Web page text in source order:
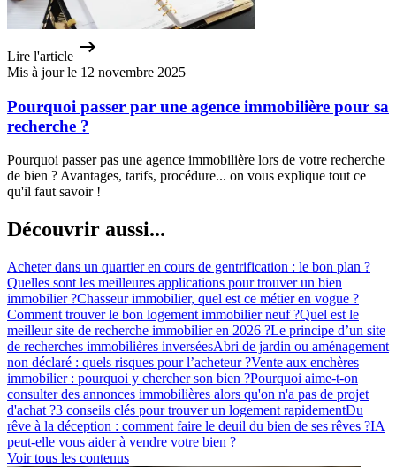
Lire l'article
Mis à jour le 12 novembre 2025
Pourquoi passer par une agence immobilière pour sa
recherche ?
Pourquoi passer pas une agence immobilière lors de votre recherche
de bien ? Avantages, tarifs, procédure... on vous explique tout ce
qu'il faut savoir !
Découvrir aussi...
Acheter dans un quartier en cours de gentrification : le bon plan ?
Quelles sont les meilleures applications pour trouver un bien
immobilier ?Chasseur immobilier, quel est ce métier en vogue ?
Comment trouver le bon logement immobilier neuf ?Quel est le
meilleur site de recherche immobilier en 2026 ?Le principe d’un site
de recherches immobilières inverséesAbri de jardin ou aménagement
non déclaré : quels risques pour l’acheteur ?Vente aux enchères
immobilier : pourquoi y chercher son bien ?Pourquoi aime-t-on
consulter des annonces immobilières alors qu'on n'a pas de projet
d'achat ?3 conseils clés pour trouver un logement rapidementDu
rêve à la déception : comment faire le deuil du bien de ses rêves ?IA
peut-elle vous aider à vendre votre bien ?
Voir tous les contenus